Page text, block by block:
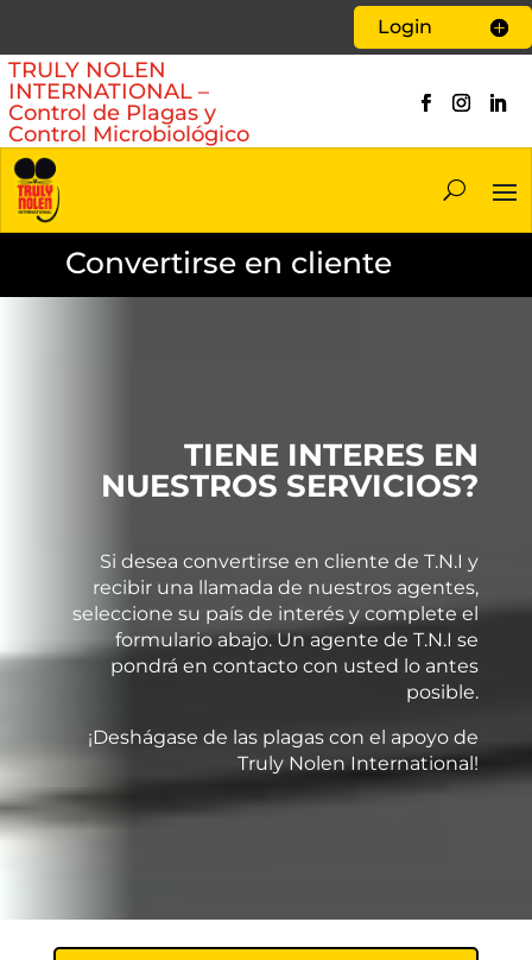
Login
TRULY NOLEN
INTERNATIONAL –
Control de Plagas y
Control Microbiológico
Convertirse en cliente
TIENE INTERES EN
NUESTROS SERVICIOS?
Si desea convertirse en cliente de T.N.I y
recibir una llamada de nuestros agentes,
seleccione su país de interés y complete el
formulario abajo. Un agente de T.N.I se
pondrá en contacto con usted lo antes
posible.
¡Deshágase de las plagas con el apoyo de
Truly Nolen International!